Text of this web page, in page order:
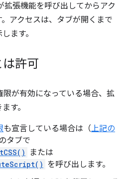
拡張機能を呼び出してからアク
アクセスは、タブが開くまで
ます。
は許可
限が有効になっている場合、拡
す。
も宣言している場合は（上記の
タブで
または
を呼び出します。